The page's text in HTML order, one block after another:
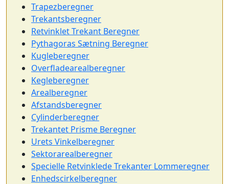
Trapezberegner
Trekantsberegner
Retvinklet Trekant Beregner
Pythagoras Sætning Beregner
Kugleberegner
Overfladearealberegner
Kegleberegner
Arealberegner
Afstandsberegner
Cylinderberegner
Trekantet Prisme Beregner
Urets Vinkelberegner
Sektorarealberegner
Specielle Retvinklede Trekanter Lommeregner
Enhedscirkelberegner